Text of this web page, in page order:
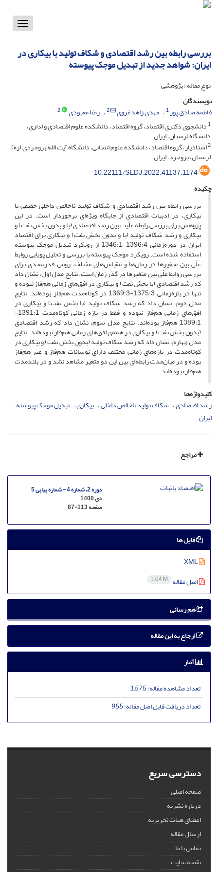
Toggle
بررسی رابطه بین رشد اقتصادی و شکاف تولید با بیکاری در
ایران: شواهد جدید از تبدیل موجک پیوسته
نوع مقاله : پژوهشی
نویسندگان
فاطمه صادق پور1 مهدی زاهدغروی 2 رضا معبودی
2
1دانشجوی دکتری اقتصاد، گروه اقتصاد، دانشکده علوم اقتصادی و اداری،
دانشگاه لرستان، ایران
2استادیار، گروه اقتصاد، دانشکده علوم انسانی، دانشگاه آیت الله بروجردی (ره)،
لرستان، بروجرد، ایران.
10.22111/SEDJ.2022.41137.1174
چکیده
بررسی رابطه بین رشد اقتصادی و شکاف تولید ناخالص داخلی حقیقی با
بیکاری، در ادبیات اقتصادی از جایگاه ویژه‌ای برخوردار است. در این
پژوهش برای بررسی رابطه علّیت بین رشد اقتصادی (با و بدون بخش نفت) و
بیکاری و رشد شکاف تولید (با و بدون بخش نفت) و بیکاری برای اقتصاد
ایران در دوره‌زمانی 1396:4-1346:1 از رویکرد تبدیل موجک پیوسته
استفاده شده است. رویکرد موجک پیوسته با بررسی و تحلیل پویایی روابط
علّی بین متغیرها در زمان‌ها و مقیاس‌های مختلف، روش قدرتمندی برای
بررسی روابط علّی بین متغیرها در گذر زمان است. نتایج مدل اول، نشان داد
که رشد اقتصادی (با بخش نفت) و بیکاری در افق‌های زمانی هم‌فاز نبوده و
تنها در بازه‌زمانی 1375:3-1369:3 در کوتاه‌مدت هم‌فاز بوده‌اند. نتایج
مدل دوم، نشان داد که رشد شکاف تولید (با بخش نفت) و بیکاری در
افق‌های زمانی هم‌فاز نبوده و فقط در بازه‌ زمانی کوتاه‌مدت 1391:1-
1389:1 هم‌فاز بوده‌اند. نتایج مدل سوم، نشان داد که رشد اقتصادی
(بدون بخش نفت) و بیکاری در همه‌ی افق‌های زمانی هم‌فاز نبوده‌اند. نتایج
مدل چهارم، نشان داد که رشد شکاف تولید (بدون بخش نفت) و بیکاری در
کوتاه‌مدت در بازه‌های زمانی مختلف دارای نوسانات هم‌فاز و غیر هم‌فاز
بوده و در میان‌مدت رابطه‌ای بین این دو متغیر مشاهد نشد و در بلندمدت
هم‌فاز نبوده‌اند.
کلیدواژه‌ها
رشد اقتصادی شکاف تولید ناخالص داخلی بیکاری تبدیل موجک پیوسته
ایران
مراجع
دوره 2، شماره 4 - شماره پیاپی 5
دی 1400
صفحه87-113
فایل ها
اصل مقاله 1.04 M
هم رسانی
ارجاع به این مقاله
آمار
تعداد مشاهده مقاله:1,575
تعداد دریافت فایل اصل مقاله:955
دسترسی سریع
صفحه اصلی
درباره نشریه
اعضای هیات تحریریه
ارسال مقاله
تماس با ما
نقشه سایت